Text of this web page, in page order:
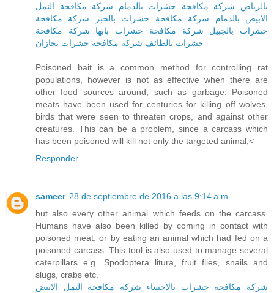
بالرياض
شركة مكافحة حشرات بالدمام
شركة مكافحة النمل
الابيض بالدمام
شركة مكافحة حشرات بالخبر
شركة مكافحة
حشرات بالجبيل
شركة مكافحة حشرات بابها
شركة مكافحة
حشرات بالطائف شركة مكافحة حشرات بجازان
Poisoned bait is a common method for controlling rat
populations, however is not as effective when there are
other food sources around, such as garbage. Poisoned
meats have been used for centuries for killing off wolves,
birds that were seen to threaten crops, and against other
creatures. This can be a problem, since a carcass which
has been poisoned will kill not only the targeted animal,<
Responder
sameer 28 de septiembre de 2016 a las 9:14 a.m.
but also every other animal which feeds on the carcass.
Humans have also been killed by coming in contact with
poisoned meat, or by eating an animal which had fed on a
poisoned carcass. This tool is also used to manage several
caterpillars e.g. Spodoptera litura, fruit flies, snails and
slugs, crabs etc.
شركة مكافحة حشرات بالاحساء
شركة مكافحة النمل الابيض